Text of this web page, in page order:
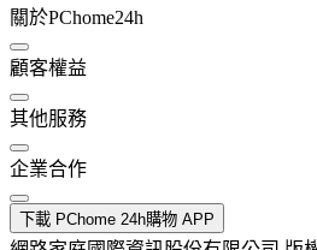
關於PChome24h
顧客權益
其他服務
企業合作
下載 PChome 24h購物 APP